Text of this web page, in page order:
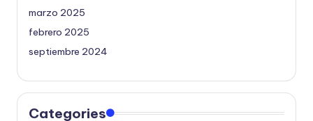
marzo 2025
febrero 2025
septiembre 2024
Categories